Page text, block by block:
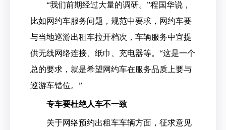
“我们前期经过大量的调研。”程国华说，
比如网约车服务问题，规范中要求，网约车要
与当地巡游出租车拉开档次，车辆服务中宜提
供无线网络连接、纸巾、充电器等。“这是一个
总的要求，就是希望网约车在服务品质上要与
巡游车错位。”
专车要杜绝人车不一致
关于网络预约出租车车辆方面，征求意见